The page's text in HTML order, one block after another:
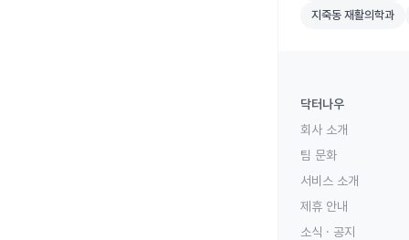
지죽동 재활의학
지죽동 재활의학과
닥터나우
회사 소개
팀 문화
서비스 소개
제휴 안내
소식 · 공지